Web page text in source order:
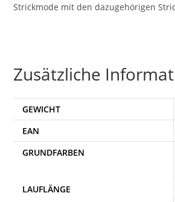
Strickmode mit den dazugehörigen
Zusätzliche
GEWICHT
EAN